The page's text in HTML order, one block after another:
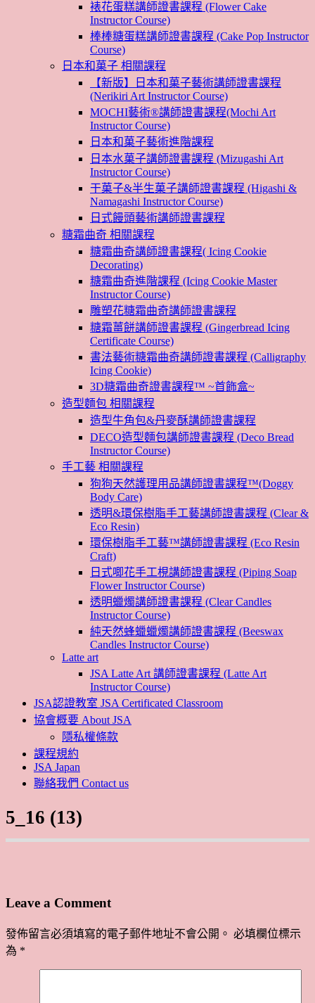
裱花蛋糕講師證書課程 (Flower Cake
Instructor Course)
棒棒糖蛋糕講師證書課程 (Cake Pop Instructor
Course)
日本和菓子 相關課程
【新版】日本和菓子藝術講師證書課程
(Nerikiri Art Instructor Course)
MOCHI藝術®講師證書課程(Mochi Art
Instructor Course)
日本和菓子藝術進階課程
日本水菓子講師證書課程 (Mizugashi Art
Instructor Course)
干菓子&半生菓子講師證書課程 (Higashi &
Namagashi Instructor Course)
日式饅頭藝術講師證書課程
糖霜曲奇 相關課程
糖霜曲奇講師證書課程( Icing Cookie
Decorating)
糖霜曲奇進階課程 (Icing Cookie Master
Instructor Course)
雕塑花糖霜曲奇講師證書課程
糖霜薑餅講師證書課程 (Gingerbread Icing
Certificate Course)
書法藝術糖霜曲奇講師證書課程 (Calligraphy
Icing Cookie)
3D糖霜曲奇證書課程™ ~首飾盒~
造型麵包 相關課程
造型牛角包&丹麥酥講師證書課程
DECO造型麵包講師證書課程 (Deco Bread
Instructor Course)
手工藝 相關課程
狗狗天然護理用品講師證書課程™(Doggy
Body Care)
透明&環保樹脂手工藝講師證書課程 (Clear &
Eco Resin)
環保樹脂手工藝™講師證書課程 (Eco Resin
Craft)
日式唧花手工梘講師證書課程 (Piping Soap
Flower Instructor Course)
透明蠟燭講師證書課程 (Clear Candles
Instructor Course)
純天然蜂蠟蠟燭講師證書課程 (Beeswax
Candles Instructor Course)
Latte art
JSA Latte Art 講師證書課程 (Latte Art
Instructor Course)
JSA認證教室 JSA Certificated Classroom
協會概要 About JSA
隱私權條款
課程規約
JSA Japan
聯絡我們 Contact us
5_16 (13)
Leave a Comment
發佈留言必須填寫的電子郵件地址不會公開。 必填欄位標示
為 *